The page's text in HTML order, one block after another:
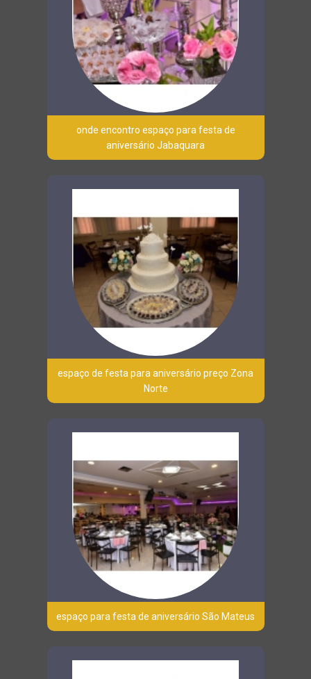
onde encontro espaço para festa de
aniversário Jabaquara
espaço de festa para aniversário preço Zona
Norte
espaço para festa de aniversário São Mateus